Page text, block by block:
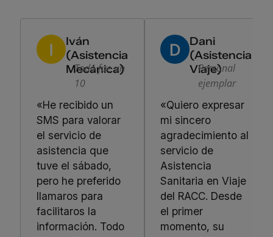
Iván
(Asistencia
Mecánica)
Todo fue un
10
«He recibido un
SMS para valorar
el servicio de
asistencia que
tuve el sábado,
pero he preferido
llamaros para
facilitaros la
información. Todo
Dani
(Asistencia
Viaje)
Personal
ejemplar
«Quiero expresar
mi sincero
agradecimiento al
servicio de
Asistencia
Sanitaria en Viaje
del RACC. Desde
el primer
momento, su